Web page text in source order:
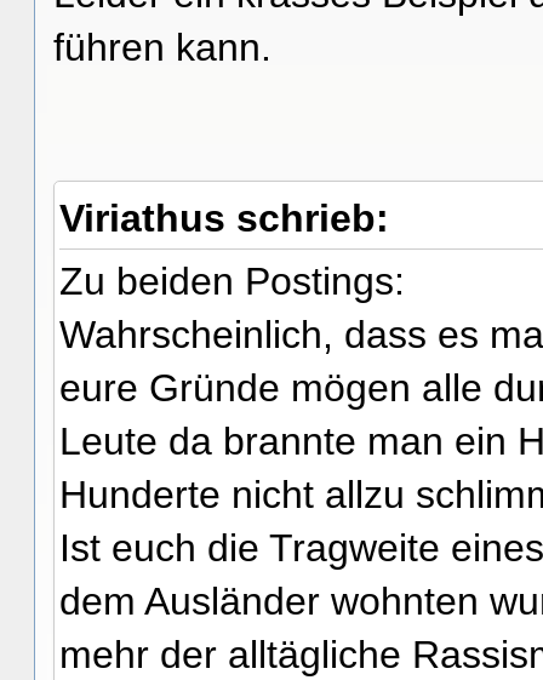
führen kann.
Viriathus schrieb:
Zu beiden Postings:
Wahrscheinlich, dass es
eure Gründe mögen alle
Leute da brannte man ein
Hunderte nicht allzu
Ist euch die Tragweite
dem Ausländer wohnten
mehr der alltägliche